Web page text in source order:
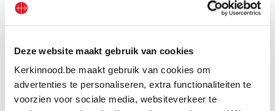
Deze website maakt gebruik van cookies
Kerkinnood.be maakt gebruik van cookies om
advertenties te personaliseren, extra functionaliteiten te
voorzien voor sociale media, websiteverkeer te